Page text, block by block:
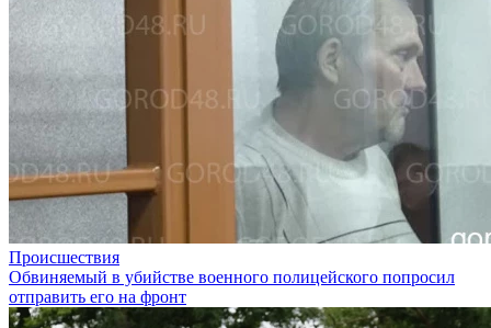
Происшествия
Обвиняемый в убийстве военного полицейского попросил
отправить его на фронт